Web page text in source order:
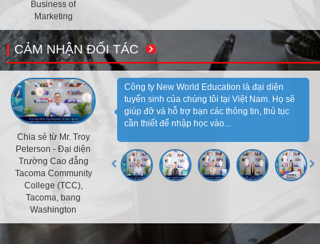
Business of
Marketing
CẢM NHẬN ĐỐI TÁC
Chia sẻ từ Mr. Troy
Peterson - Đại diện
Trường Cao đẳng
Tacoma Community
College (TCC),
Tacoma, bang
Washington
Công ty New World Education là đại diện
tuyển sinh của chúng tôi tại Việt Nam. Họ sẽ
giúp đỡ và hỗ trợ bạn các thông tin, thủ tục
cần thiết để nhập học vào...